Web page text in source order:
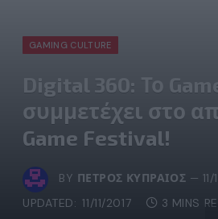
GAMING CULTURE
Digital 360: Το
συμμετέχει στο
Game Festival!
BY ΠΈΤΡΟΣ ΚΥΠΡΑΊΟΣ
UPDATED: 11/11/2017 3 MINS